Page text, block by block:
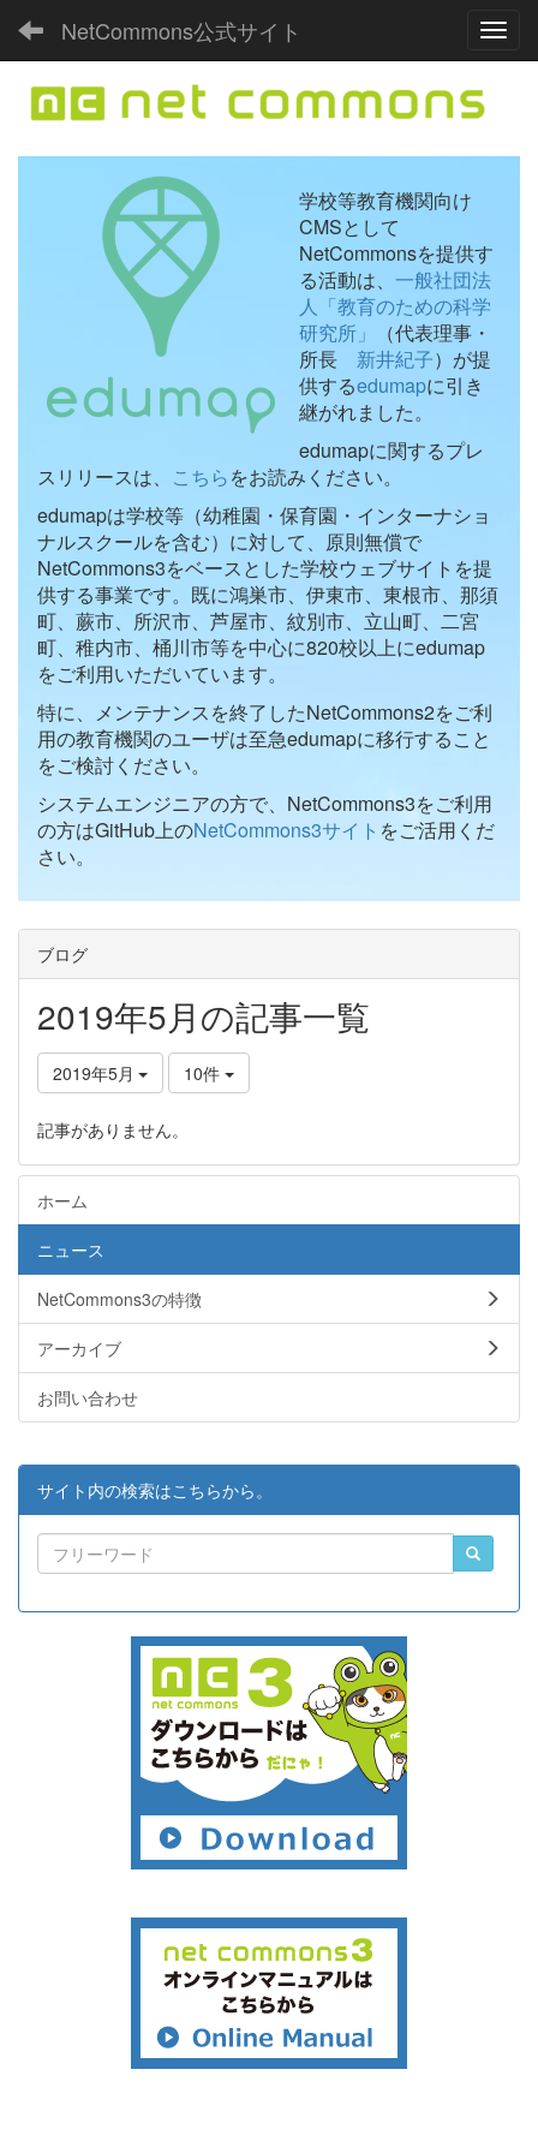
NetCommons公式サイト
学校等教育機関向け
CMSとして
NetCommonsを提供す
る活動は、 一般社団法
人「教育のための科学
研究所」
（代表理事・
所長 新井紀子）が提
供するedumapに引き
継がれました。
edumapに関するプレ
スリリースは、 こちらをお読みください。
edumapは学校等（幼稚園・保育園・インターナショ
ナルスクールを含む）に対して、原則無償で
NetCommons3をベースとした学校ウェブサイトを提
供する事業です。既に鴻巣市、伊東市、東根市、那須
町、蕨市、所沢市、芦屋市、紋別市、立山町、二宮
町、稚内市、桶川市等を中心に820校以上にedumap
をご利用いただいています。
特に、メンテナンスを終了したNetCommons2をご利
用の教育機関のユーザは至急edumapに移行すること
をご検討ください。
システムエンジニアの方で、NetCommons3をご利用
の方はGitHub上のNetCommons3サイト をご活用くだ
さい。
ブログ
2019年5月の記事一覧
2019年5月 10件
記事がありません。
ホーム
ニュース
NetCommons3の特徴
アーカイブ
お問い合わせ
サイト内の検索はこちらから。